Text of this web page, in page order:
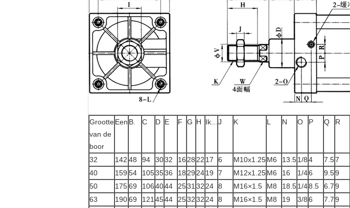
Grootte
van de
boor
Een B. C D E F G H Ik... J K L N O P Q R
32 142 48 94 3032 16 28 22 17 6 M10x1.25M6 13.51/84 7.57
40
159 54 1053536 18 29 2419 7 M12x1.25M6 16 1/46 9.59
50
17569 1064044 2531 32 24 8 M16×1.5 M8 18.51/48.5 6.79
63
19069 121 4544 253232 24 8 M16×1.5 M8 19 3/86 7.79